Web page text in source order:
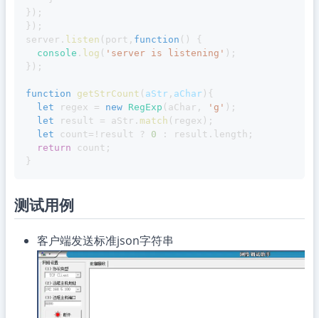
} ) ;
} ) ;
server . listen ( port , function ( )
{
console . log ( 'server is listening' ) ;
} ) ;
function getStrCount ( aStr , aChar ) {
let regex = new RegExp ( aChar , 'g' ) ;
let result = aStr . match ( regex ) ;
let count = ! result ? 0 : result . length ;
return count ;
}
测试用例
客户端发送标准json字符串